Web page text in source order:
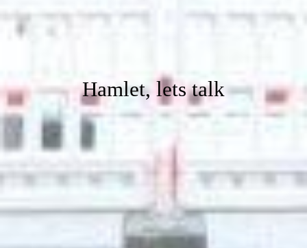
Hamlet, lets talk